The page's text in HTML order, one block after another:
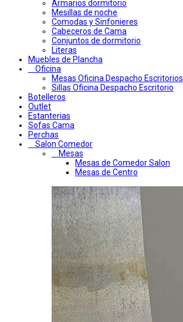
Armarios dormitorio
Mesillas de noche
Comodas y Sinfonieres
Cabeceros de Cama
Conjuntos de dormitorio
Literas
Muebles de Plancha
Oficina
Mesas Oficina Despacho Escritorios
Sillas Oficina Despacho Escritorio
Botelleros
Outlet
Estanterias
Sofas Cama
Perchas
Salon Comedor
Mesas
Mesas de Comedor Salon
Mesas de Centro